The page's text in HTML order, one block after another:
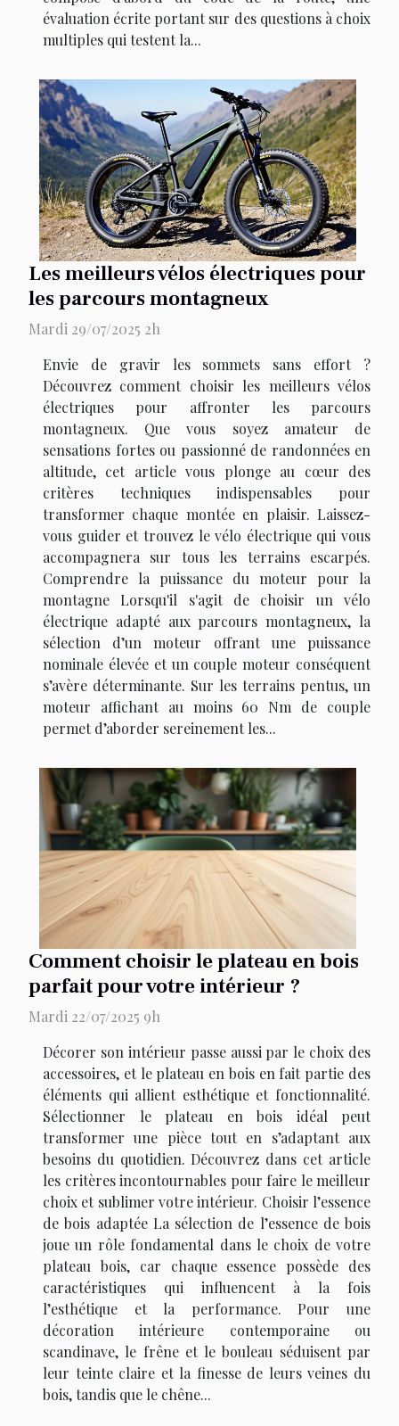
évaluation écrite portant sur des questions à choix
multiples qui testent la...
Les meilleurs vélos électriques pour
les parcours montagneux
Mardi 29/07/2025 2h
Envie de gravir les sommets sans effort ?
Découvrez comment choisir les meilleurs vélos
électriques pour affronter les parcours
montagneux. Que vous soyez amateur de
sensations fortes ou passionné de randonnées en
altitude, cet article vous plonge au cœur des
critères techniques indispensables pour
transformer chaque montée en plaisir. Laissez-
vous guider et trouvez le vélo électrique qui vous
accompagnera sur tous les terrains escarpés.
Comprendre la puissance du moteur pour la
montagne Lorsqu'il s'agit de choisir un vélo
électrique adapté aux parcours montagneux, la
sélection d’un moteur offrant une puissance
nominale élevée et un couple moteur conséquent
s’avère déterminante. Sur les terrains pentus, un
moteur affichant au moins 60 Nm de couple
permet d’aborder sereinement les...
Comment choisir le plateau en bois
parfait pour votre intérieur ?
Mardi 22/07/2025 9h
Décorer son intérieur passe aussi par le choix des
accessoires, et le plateau en bois en fait partie des
éléments qui allient esthétique et fonctionnalité.
Sélectionner le plateau en bois idéal peut
transformer une pièce tout en s’adaptant aux
besoins du quotidien. Découvrez dans cet article
les critères incontournables pour faire le meilleur
choix et sublimer votre intérieur. Choisir l’essence
de bois adaptée La sélection de l’essence de bois
joue un rôle fondamental dans le choix de votre
plateau bois, car chaque essence possède des
caractéristiques qui influencent à la fois
l’esthétique et la performance. Pour une
décoration intérieure contemporaine ou
scandinave, le frêne et le bouleau séduisent par
leur teinte claire et la finesse de leurs veines du
bois, tandis que le chêne...